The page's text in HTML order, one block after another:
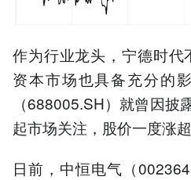
作为行业龙头，宁德时代
资本市场也具备充分的
（688005.SH）就曾因披
起市场关注，股价一度涨超
日前，中恒电气（